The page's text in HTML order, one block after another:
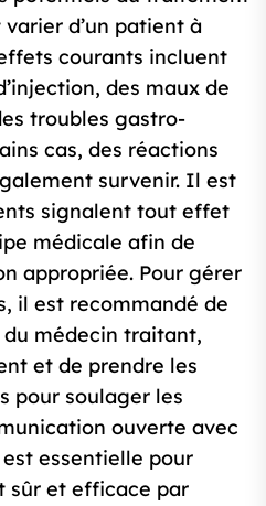
d’un patient à
courants incluent
des maux de
troubles gastro-
cas, des réactions
survenir. Il est
signalent tout effet
médicale afin de
appropriée. Pour gérer
il est recommandé de
médecin traitant,
et de prendre les
pour soulager les
ouverte avec
essentielle pour
sûr et efficace par